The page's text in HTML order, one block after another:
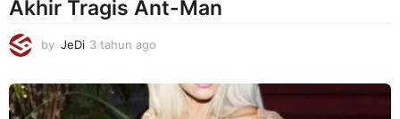
Akhir Tragis Ant-Man
by JeDi 3 tahun ago
u